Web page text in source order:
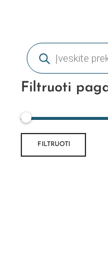
Filtruoti
FILTRUOTI